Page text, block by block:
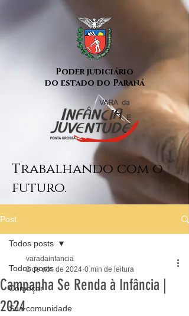
Poder judiciário
do estado do Paraná
Trabalhando com o
futuro.
Post
Todos posts
Começar
Sua comunidade
Todos posts
Campanha Se Renda à Infância |
2024
varadainfancia
2 de abr. de 2024 0 min de leitura